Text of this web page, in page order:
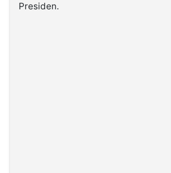
Presiden.